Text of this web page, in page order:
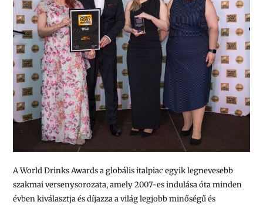
A World Drinks Awards a globális italpiac egyik legnevesebb
szakmai versenysorozata, amely 2007-es indulása óta minden
évben kiválasztja és díjazza a világ legjobb minőségű és